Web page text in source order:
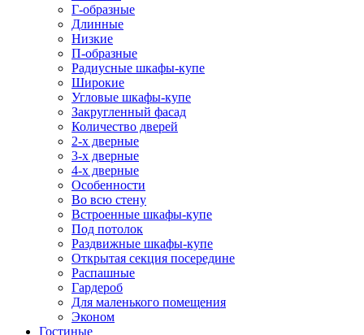
Г-образные
Длинные
Низкие
П-образные
Радиусные шкафы-купе
Широкие
Угловые шкафы-купе
Закругленный фасад
Количество дверей
2-х дверные
3-х дверные
4-х дверные
Особенности
Во всю стену
Встроенные шкафы-купе
Под потолок
Раздвижные шкафы-купе
Открытая секция посередине
Распашные
Гардероб
Для маленького помещения
Эконом
Гостиные